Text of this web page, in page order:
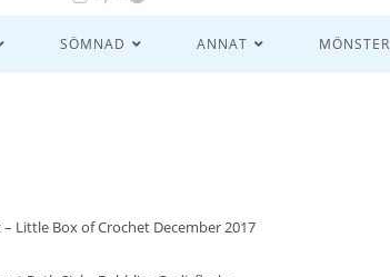
SÖMNAD ANNAT MÖNSTER
– Little Box of Crochet December 2017